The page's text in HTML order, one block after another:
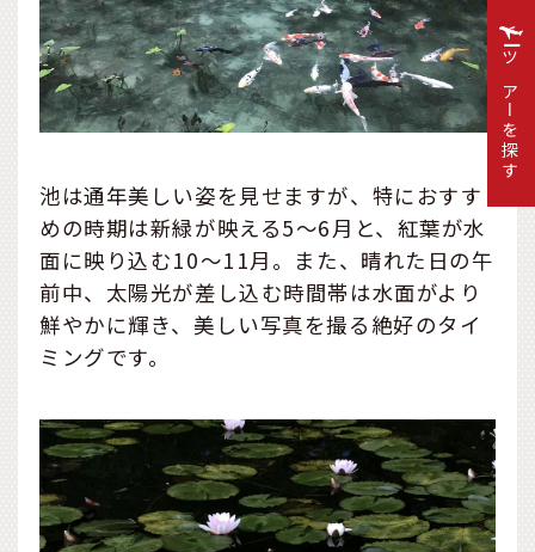
池は通年美しい姿を見せますが、特におすす
めの時期は新緑が映える5～6月と、紅葉が水
面に映り込む10～11月。また、晴れた日の午
前中、太陽光が差し込む時間帯は水面がより
鮮やかに輝き、美しい写真を撮る絶好のタイ
ミングです。
ツアーを探す